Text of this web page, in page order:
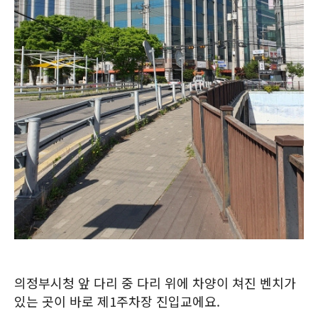
의정부시청 앞 다리 중 다리 위에 차양이 쳐진 벤치가
있는 곳이 바로 제1주차장 진입교에요.